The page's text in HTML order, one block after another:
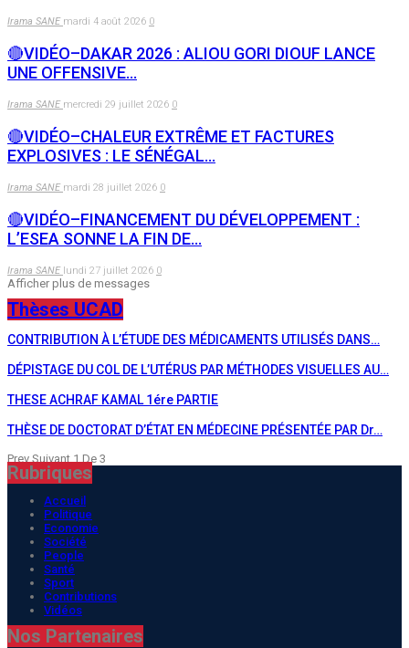
Irama SANE mardi 4 août 2026 0
🔴VIDÉO–DAKAR 2026 : ALIOU GORI DIOUF LANCE
UNE OFFENSIVE…
Irama SANE mercredi 29 juillet 2026 0
🔴VIDÉO–CHALEUR EXTRÊME ET FACTURES
EXPLOSIVES : LE SÉNÉGAL…
Irama SANE mardi 28 juillet 2026 0
🔴VIDÉO–FINANCEMENT DU DÉVELOPPEMENT :
L’ESEA SONNE LA FIN DE…
Irama SANE lundi 27 juillet 2026 0
Afficher plus de messages
Thèses UCAD
CONTRIBUTION À L’ÉTUDE DES MÉDICAMENTS UTILISÉS DANS…
DÉPISTAGE DU COL DE L’UTÉRUS PAR MÉTHODES VISUELLES AU…
THESE ACHRAF KAMAL 1ére PARTIE
THÈSE DE DOCTORAT D’ÉTAT EN MÉDECINE PRÉSENTÉE PAR Dr…
Prev Suivant 1 De 3
Rubriques
Accueil
Politique
Economie
Société
People
Santé
Sport
Contributions
Vidéos
Nos Partenaires